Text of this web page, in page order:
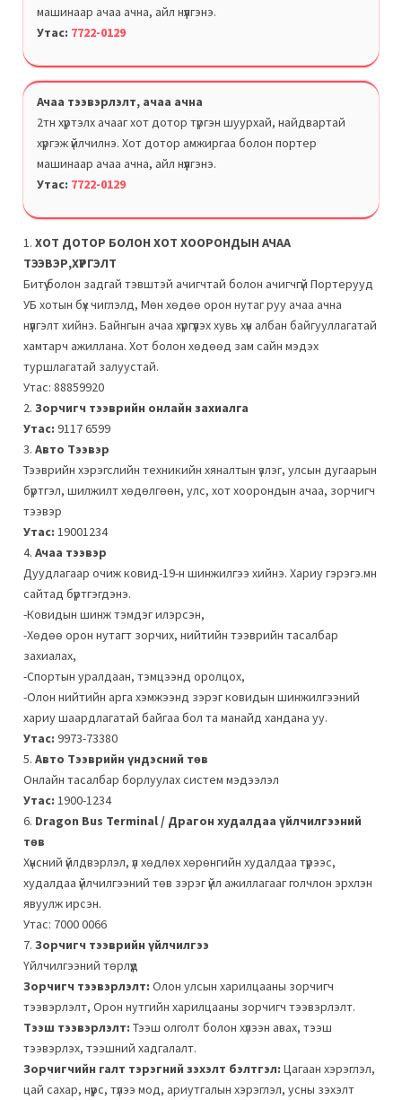
машинаар ачаа ачна, айл нүүлгэнэ.
Утас: 7722-0129
Ачаа тээвэрлэлт, ачаа ачна
2тн хүртэлх ачааг хот дотор түргэн шуурхай, найдвартай
хүргэж үйлчилнэ. Хот дотор амжиргаа болон портер
машинаар ачаа ачна, айл нүүлгэнэ.
Утас: 7722-0129
1. ХОТ ДОТОР БОЛОН ХОТ ХООРОНДЫН АЧАА
ТЭЭВЭР,ХҮРГЭЛТ
Битүү болон задгай тэвштэй ачигчтай болон ачигчгүй Портерууд
УБ хотын бүх чиглэлд, Мөн хөдөө орон нутаг руу ачаа ачна
нүүлгэлт хийнэ. Байнгын ачаа хүргүүлэх хувь хүн албан байгууллагатай
хамтарч ажиллана. Хот болон хөдөөд зам сайн мэдэх
туршлагатай залуустай.
Утас: 88859920
2. Зорчигч тээврийн онлайн захиалга
Утас: 9117 6599
3. Авто Тээвэр
Тээврийн хэрэгслийн техникийн хяналтын үзлэг, улсын дугаарын
бүртгэл, шилжилт хөдөлгөөн, улс, хот хоорондын ачаа, зорчигч
тээвэр
Утас: 19001234
4. Ачаа тээвэр
Дуудлагаар очиж ковид-19-н шинжилгээ хийнэ. Хариу гэрэгэ.мн
сайтад бүртгэгдэнэ.
-Ковидын шинж тэмдэг илэрсэн,
-Хөдөө орон нутагт зорчих, нийтийн тээврийн тасалбар
захиалах,
-Спортын уралдаан, тэмцээнд оролцох,
-Олон нийтийн арга хэмжээнд зэрэг ковидын шинжилгээний
хариу шаардлагатай байгаа бол та манайд хандана уу.
Утас: 9973-73380
5. Авто Тээврийн үндэсний төв
Онлайн тасалбар борлуулах систем мэдээлэл
Утас: 1900-1234
6. Dragon Bus Terminal / Драгон худалдаа үйлчилгээний
төв
Хүнсний үйлдвэрлэл, үл хөдлөх хөрөнгийн худалдаа түрээс,
худалдаа үйлчилгээний төв зэрэг үйл ажиллагааг голчлон эрхлэн
явуулж ирсэн.
Утас: 7000 0066
7. Зорчигч тээврийн үйлчилгээ
Үйлчилгээний төрлүүд
Зорчигч тээвэрлэлт: Олон улсын харилцааны зорчигч
тээвэрлэлт, Орон нутгийн харилцааны зорчигч тээвэрлэлт.
Тээш тээвэрлэлт: Тээш олголт болон хүлээн авах, тээш
тээвэрлэх, тээшний хадгалалт.
Зорчигчийн галт тэрэгний зэхэлт бэлтгэл: Цагаан хэрэглэл,
цай сахар, нүүрс, түлээ мод, ариутгалын хэрэглэл, усны зэхэлт